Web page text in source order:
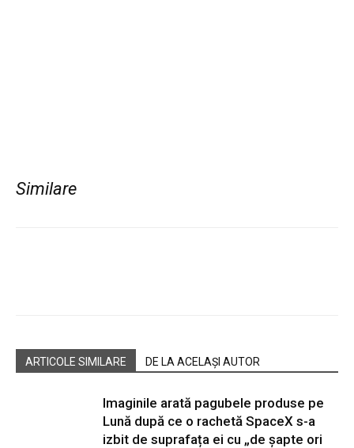
Similare
ARTICOLE SIMILARE DE LA ACELAȘI AUTOR
Imaginile arată pagubele produse pe
Lună după ce o rachetă SpaceX s-a
izbit de suprafața ei cu „de șapte ori